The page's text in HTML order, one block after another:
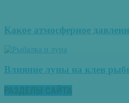
Какое атмосферное
Влияние луны на клев
РАЗДЕЛЫ САЙТА